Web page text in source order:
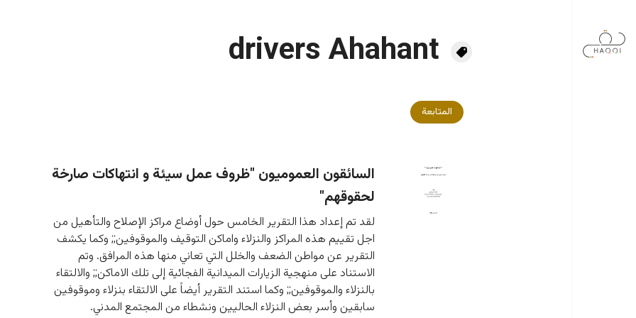
drivers Ahahant
المتابعة
السائقون العموميون "ظروف عمل سيئة و انتهاكات صارخة
لحقوقهم"
لقد تم إعداد هذا التقرير الخامس حول أوضاع مراكز الإصلاح والتأهيل من
اجل تقييم هذه المراكز والنزلاء واماكن التوقيف والموقوفين;; وكما يكشف
التقرير عن مواطن الضعف والخلل التي تعاني منها هذه المرافق. وتم
الاستناد على منهجية الزيارات الميدانية الفجائية إلى تلك الاماكن;; والالتقاء
بالنزلاء والموقوفين;; وكما استند التقرير أيضاً على الالتقاء بنزلاء وموقوفين
سابقين وأسر بعض النزلاء الحاليين ونشطاء من المجتمع المدني.